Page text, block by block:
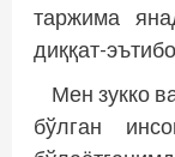
таржима
диққат-
Мен зукко
бўлган